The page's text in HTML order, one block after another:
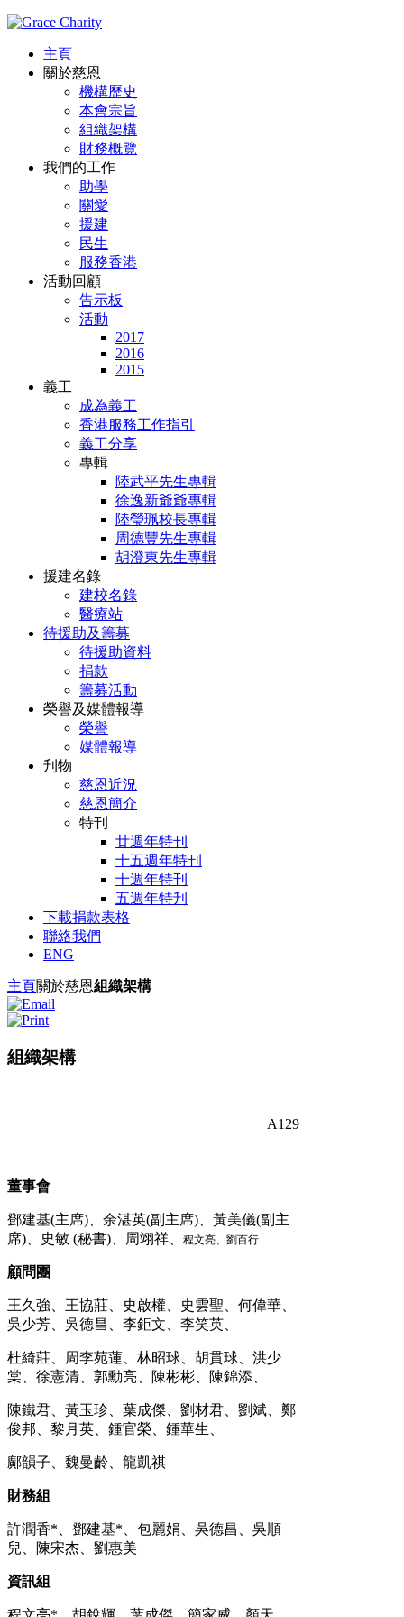
主頁
關於慈恩
機構歷史
本會宗旨
組織架構
財務概覽
我們的工作
助學
關愛
援建
民生
服務香港
活動回顧
告示板
活動
2017
2016
2015
義工
成為義工
香港服務工作指引
義工分享
專輯
陸武平先生專輯
徐逸新爺爺專輯
陸瑩珮校長專輯
周德豐先生專輯
胡澄東先生專輯
援建名錄
建校名錄
醫療站
待援助及籌募
待援助資料
捐款
籌募活動
榮譽及媒體報導
榮譽
媒體報導
刋物
慈恩近況
慈恩簡介
特刊
廿週年特刊
十五週年特刊
十週年特刊
五週年特刋
下載捐款表格
聯絡我們
ENG
主頁關於慈恩組織架構
組織架構
A129
董事會
鄧建基(主席)、余湛英(副主席)、黃美儀(副主
席)、史敏 (秘書)、周翊祥、
程文亮、劉百行
顧問團
王久強、王協莊、史啟權、史雲聖、何偉華、
吳少芳、吳德昌、李鉅文、李笑英、
杜綺莊、周李苑蓮、林昭球、胡貫球、洪少
棠、徐憲清、郭勳亮、陳彬彬、陳錦添、
陳鐵君、黃玉珍、葉成傑、劉材君、劉斌、鄭
俊邦、黎月英、鍾官榮、鍾華生、
鄺韻子、魏曼齡、龍凱祺
財務組
許潤香*、鄧建基*、包麗娟、吳德昌、吳順
兒、陳宋杰、劉惠美
資訊組